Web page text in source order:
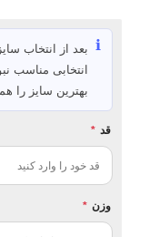
ℹ️ بعد از انتخاب
انتخابی مناسب
بهترین سایز را
قد *
وزن *